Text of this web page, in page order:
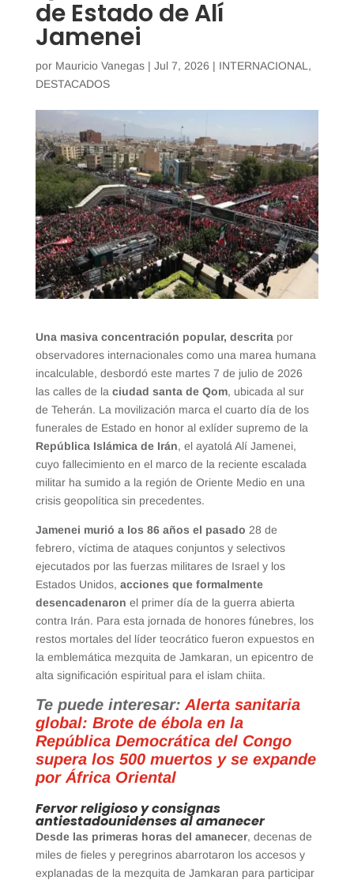
de Estado de Alí
Jamenei
por Mauricio Vanegas| Jul 7, 2026 | INTERNACIONAL ,
DESTACADOS
Una masiva concentración popular, descrita por
observadores internacionales como una marea humana
incalculable, desbordó este martes 7 de julio de 2026
las calles de la ciudad santa de Qom, ubicada al sur
de Teherán. La movilización marca el cuarto día de los
funerales de Estado en honor al exlíder supremo de la
República Islámica de Irán, el ayatolá Alí Jamenei,
cuyo fallecimiento en el marco de la reciente escalada
militar ha sumido a la región de Oriente Medio en una
crisis geopolítica sin precedentes.
Jamenei murió a los 86 años el pasado 28 de
febrero, víctima de ataques conjuntos y selectivos
ejecutados por las fuerzas militares de Israel y los
Estados Unidos, acciones que formalmente
desencadenaron el primer día de la guerra abierta
contra Irán. Para esta jornada de honores fúnebres, los
restos mortales del líder teocrático fueron expuestos en
la emblemática mezquita de Jamkaran, un epicentro de
alta significación espiritual para el islam chiita.
Te puede interesar: Alerta sanitaria
global: Brote de ébola en la
República Democrática del Congo
supera los 500 muertos y se expande
por África Oriental
Fervor religioso y consignas
antiestadounidenses al amanecer
Desde las primeras horas del amanecer, decenas de
miles de fieles y peregrinos abarrotaron los accesos y
explanadas de la mezquita de Jamkaran para participar